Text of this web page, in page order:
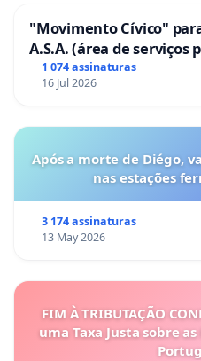
"Movimento Cívico"
A.S.A. (área de serviços
Coimbra
1 074 assinaturas
16 Jul 2026
Após a morte de Diégo,
nas estações
3 174 assinaturas
13 May 2026
FIM À TRIBUTAÇÃO
uma Taxa Justa sobre